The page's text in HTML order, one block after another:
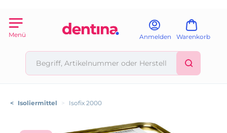
Menü Anmelden Warenkorb
< Isoliermittel > Isofix 2000